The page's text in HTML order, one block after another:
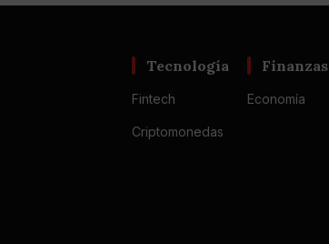
Tecnología
Fintech
Criptomonedas
Finanzas
Economía